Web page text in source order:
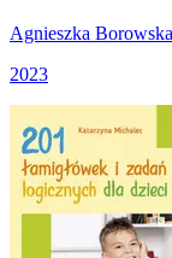
Agnieszka
2023